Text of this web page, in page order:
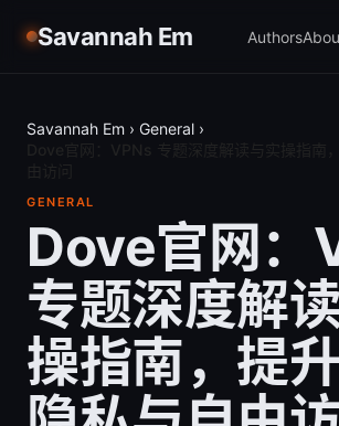
Savannah Em Authors
Savannah Em › General ›
GENERAL
Dove官网：
专题深度解
操指南，提